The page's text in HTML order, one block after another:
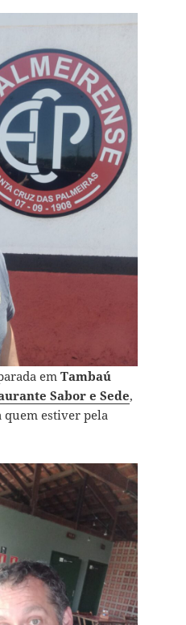
em Tambaú
Sabor e Sede,
quem estiver pela